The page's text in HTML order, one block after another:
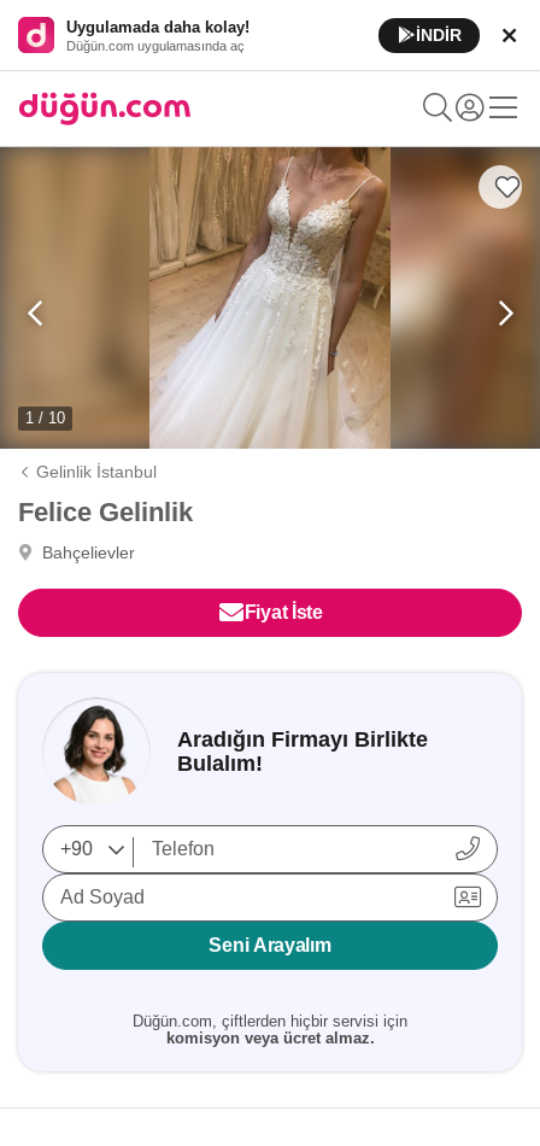
Uygulamada daha kolay!
Düğün.com uygulamasında aç
İNDİR
1 / 10
Gelinlik İstanbul
Felice Gelinlik
Bahçelievler
Fiyat İste
Aradığın Firmayı Birlikte
Bulalım!
Ad Soyad
Seni Arayalım
Düğün.com, çiftlerden hiçbir servisi için
komisyon veya ücret almaz.